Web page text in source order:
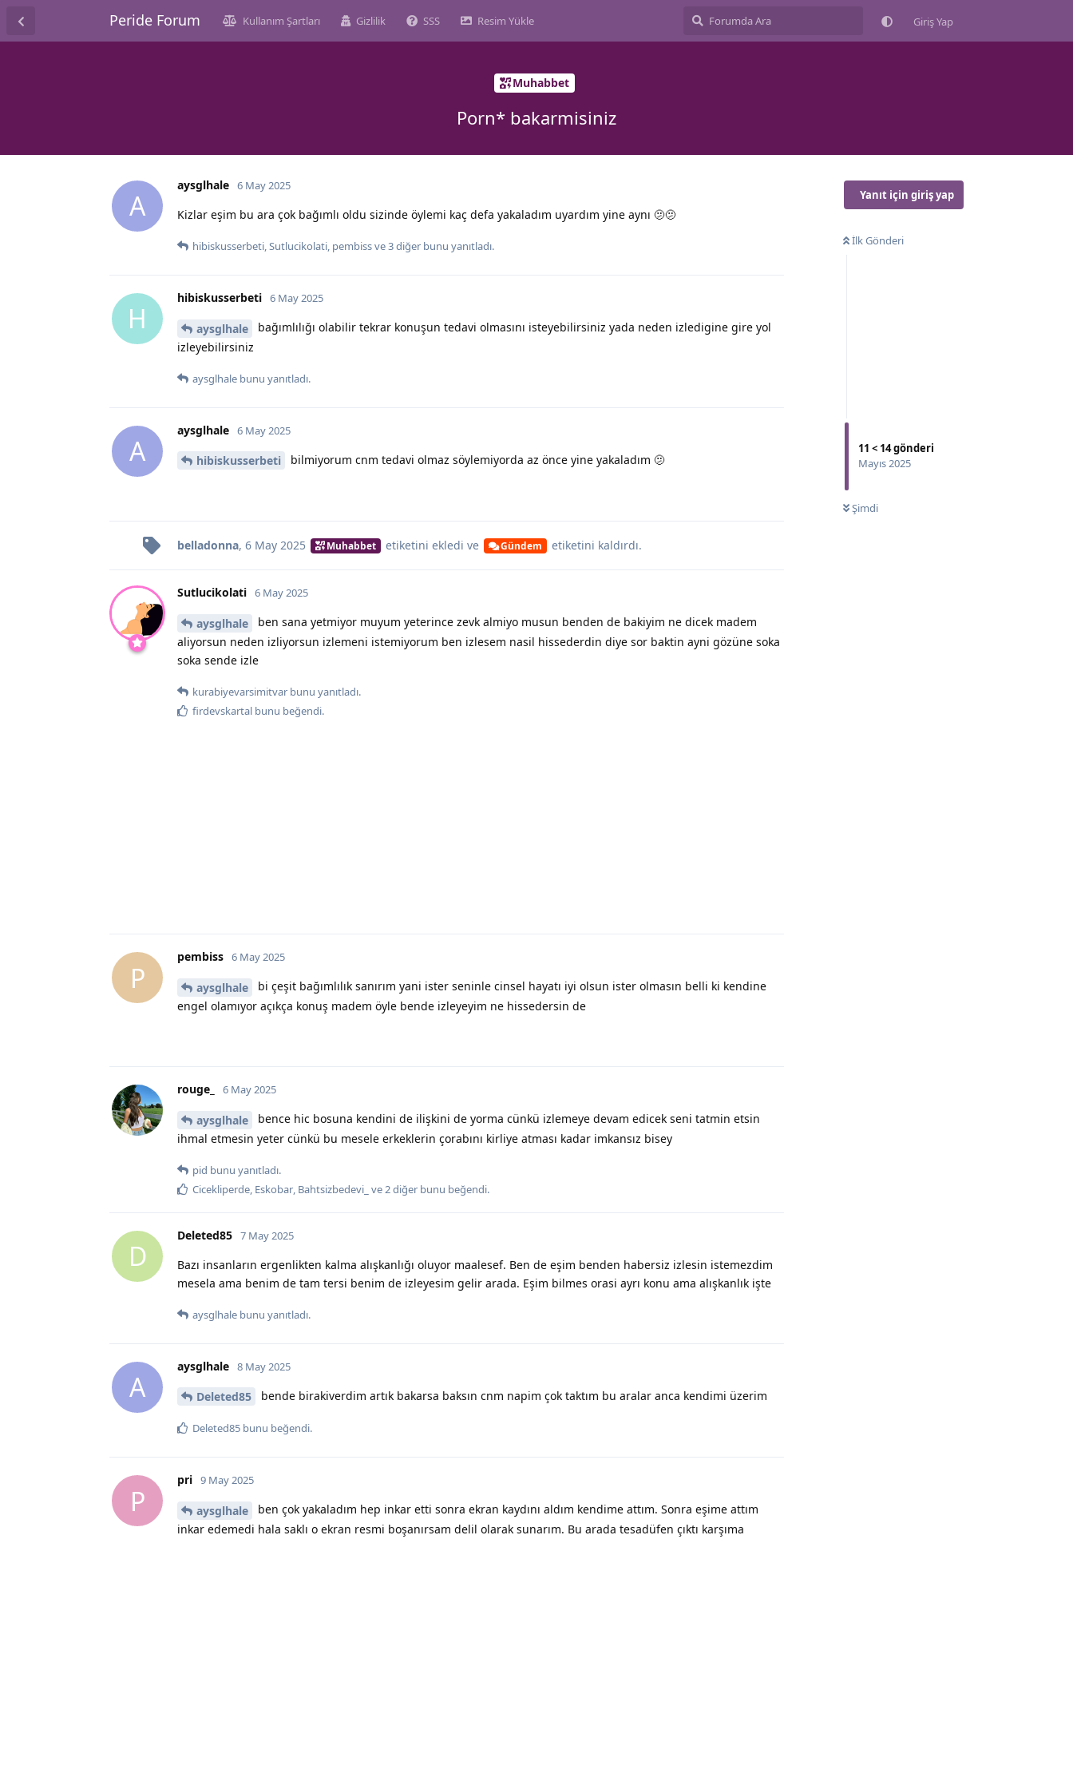
Peride Forum Kullanım Şartları Gizlilik SSS Resim Yükle Giriş Yap
Muhabbet
Porn* bakarmisiniz
Yanıt için giriş yap
İlk Gönderi
11 < 14gönderi
Mayıs 2025
Şimdi
A
aysglhale 6 May 2025
Kizlar eşim bu ara çok bağımlı oldu sizinde öylemi kaç defa yakaladım uyardım yine aynı 🫤🫤
hibiskusserbeti,Sutlucikolati, pembissve3diğer bunu yanıtladı.
H
hibiskusserbeti 6 May 2025
aysglhale
bağımlılığı olabilir tekrar konuşun tedavi olmasını isteyebilirsiniz yada neden izledigine gire yol
izleyebilirsiniz
aysglhale bunu yanıtladı.
A
aysglhale 6 May 2025
hibiskusserbeti bilmiyorum cnm tedavi olmaz söylemiyorda az önce yine yakaladım 🫤
belladonna, 6 May 2025 Muhabbet etiketini ekledi ve Gündem etiketini kaldırdı.
Sutlucikolati 6 May 2025
aysglhale
ben sana yetmiyor muyum yeterince zevk almiyo musun benden de bakiyim ne dicek madem
aliyorsun neden izliyorsun izlemeni istemiyorum ben izlesem nasil hissederdin diye sor baktin ayni gözüne soka
soka sende izle
kurabiyevarsimitvar bunu yanıtladı.
firdevskartal bunu beğendi.
P
pembiss 6 May 2025
aysglhale
bi çeşit bağımlılık sanırım yani ister seninle cinsel hayatı iyi olsun ister olmasın belli ki kendine
engel olamıyor açıkça konuş madem öyle bende izleyeyim ne hissedersin de
rouge_ 6 May 2025
aysglhale
bence hic bosuna kendini de ilişkini de yorma cünkü izlemeye devam edicek seni tatmin etsin
ihmal etmesin yeter cünkü bu mesele erkeklerin çorabını kirliye atması kadar imkansız bisey
pid bunu yanıtladı.
Cicekliperde Eskobar Bahtsizbedevi_ ve 2diğer bunu beğendi.
D
Deleted85 7 May 2025
Bazı insanların ergenlikten kalma alışkanlığı oluyor maalesef. Ben de eşim benden habersiz izlesin istemezdim
mesela ama benim de tam tersi benim de izleyesim gelir arada. Eşim bilmes orasi ayrı konu ama alışkanlık işte
aysglhale bunu yanıtladı.
A
aysglhale 8 May 2025
Deleted85 bende birakiverdim artık bakarsa baksın cnm napim çok taktım bu aralar anca kendimi üzerim
Deleted85 bunu beğendi.
P
pri 9 May 2025
aysglhale
ben çok yakaladım hep inkar etti sonra ekran kaydını aldım kendime attım. Sonra eşime attım
inkar edemedi hala saklı o ekran resmi boşanırsam delil olarak sunarım. Bu arada tesadüfen çıktı karşıma